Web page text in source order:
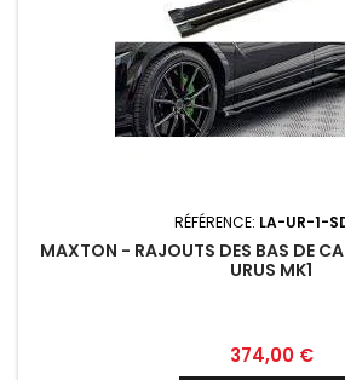
RÉFÉRENCE: LA-UR-1-
MAXTON - RAJOUTS DES BAS DE
URUS MK1
Prix
374,00 €